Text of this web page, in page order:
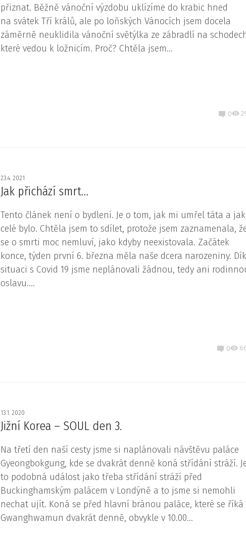
přiznat. Běžně vánoční výzdobu uklízíme do krabic hned
na svátek Tří králů, ale po loňských Vánocích jsem docela
záměrně neuklidila vánoční světýlka ze zábradlí na
které vedou k ložnicím. Proč? Chtěla jsem...
0
23.4. 2021
Jak přichází smrt…
Tento článek není o bydlení. Je o tom, jak mi umřel táta a
celé bylo. Chtěla jsem to sdílet, protože jsem zaznamenala,
se o smrti moc nemluví, jako kdyby neexistovala. Začátek
konce, týden první 6. března měla naše dcera narozeniny.
situaci s Covid 19 jsme neplánovali žádnou, tedy ani
oslavu....
0
13.1. 2020
Jižní Korea – SOUL den 3.
Na třetí den naší cesty jsme si naplánovali návštěvu ‎⁨paláce
Gyeongbokgung, kde se dvakrát denně koná střídání stráží.
to podobná událost jako třeba střídání stráží před
Buckinghamským palácem v Londýně a to jsme si nemohli
nechat ujít. Koná se před hlavní bránou paláce, které se říká
Gwanghwamun dvakrát denně, obvykle v 10.00...